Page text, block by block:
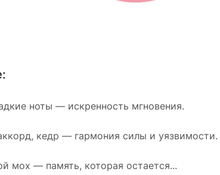
ноты — искренность мгновения.
кедр — гармония силы и уязвимости.
мох — память, которая остается...